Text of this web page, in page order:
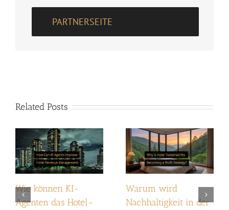
PARTNERSEITE
Related Posts
Wie können KI-
Agenten das Hotel-
Warum wird
Nachhaltigkeit in der